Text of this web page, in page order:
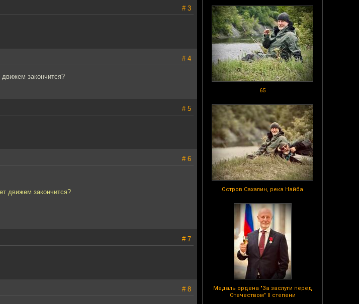
65
Остров Сахалин, река Найба
Медаль ордена "За заслуги перед
Отечеством" II степени
# 3
# 4
закончится?
# 5
# 6
движем закончится?
# 7
# 8